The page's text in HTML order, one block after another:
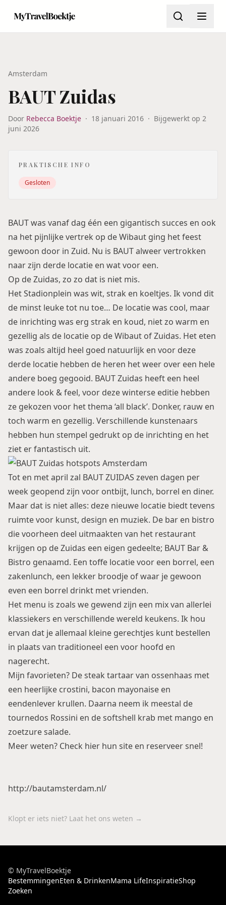
Amsterdam
BAUT Zuidas
Door Rebecca Boektje · 18 januari 2016 · Bijgewerkt op 2
juni 2026
PRAKTISCHE INFO
Gesloten
BAUT was vanaf dag één een gigantisch succes en ook
na het pijnlijke vertrek op de Wibaut ging het feest
gewoon door in Zuid. Nu is BAUT alweer vertrokken
naar zijn derde locatie en wat voor een.
Op de Zuidas, zo zo dat is niet mis.
Het Stadionplein was wit, strak en koeltjes. Ik vond dit
de minst leuke tot nu toe… De locatie was cool, maar
de inrichting was erg strak en koud, niet zo warm en
gezellig als de locatie op de Wibaut of Zuidas. Het eten
was zoals altijd heel goed natuurlijk en voor deze
derde locatie hebben de heren het weer over een hele
andere boeg gegooid. BAUT Zuidas heeft een heel
andere look & feel, voor deze winterse editie hebben
ze gekozen voor het thema ‘all black’. Donker, rauw en
toch warm en gezellig. Verschillende kunstenaars
hebben hun stempel gedrukt op de inrichting en het
ziet er fantastisch uit.
Tot en met april zal BAUT ZUIDAS zeven dagen per
week geopend zijn voor ontbijt, lunch, borrel en diner.
Maar dat is niet alles: deze nieuwe locatie biedt tevens
ruimte voor kunst, design en muziek. De bar en bistro
die voorheen deel uitmaakten van het restaurant
krijgen op de Zuidas een eigen gedeelte; BAUT Bar &
Bistro genaamd. Een toffe locatie voor een borrel, een
zakenlunch, een lekker broodje of waar je gewoon
even een borrel drinkt met vrienden.
Het menu is zoals we gewend zijn een mix van allerlei
klassiekers en verschillende wereld keukens. Ik hou
ervan dat je allemaal kleine gerechtjes kunt bestellen
in plaats van traditioneel een voor hoofd en
nagerecht.
Mijn favorieten? De steak tartaar van ossenhaas met
een heerlijke crostini, bacon mayonaise en
eendenlever krullen. Daarna neem ik meestal de
tournedos Rossini en de softshell krab met mango en
zoetzure salade.
Meer weten? Check hier hun site en reserveer snel!
http://bautamsterdam.nl/
Klopt er iets niet? Laat het ons weten →
© MyTravelBoektje
BestemmingenEten & DrinkenMama LifeInspiratieShop
Zoeken